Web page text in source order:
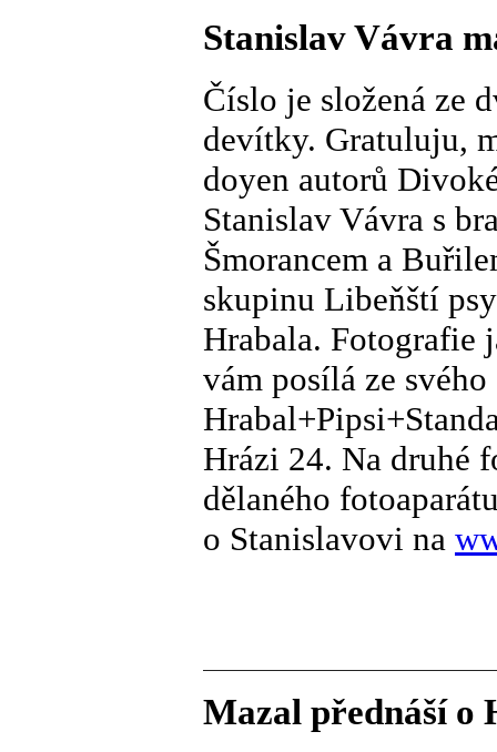
Stanislav Vávra
Číslo je složená ze
devítky. Gratuluju,
doyen autorů
Stanislav Vávra s
Šmorancem a
skupinu Libeňští
Hrabala. Fotografie
vám posílá ze
Hrázi 24. Na druhé
dělaného
o Stanislavovi na
Mazal přednáší o